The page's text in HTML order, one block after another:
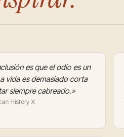
es que el odio es un
vida es demasiado corta
siempre cabreado.»
History X